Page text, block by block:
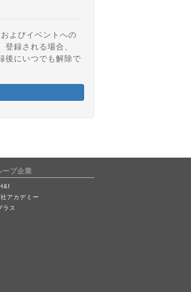
よびイベントへの
登録される場合、
後にいつでも解除で
ープ企業
アカデミー
ラス